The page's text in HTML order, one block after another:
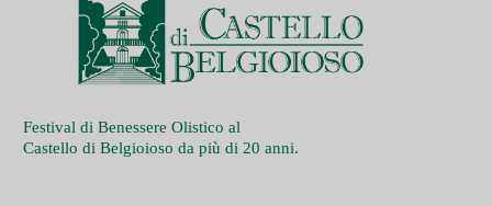
Festival di Benessere Olistico al
Castello di Belgioioso da più di 20 anni.